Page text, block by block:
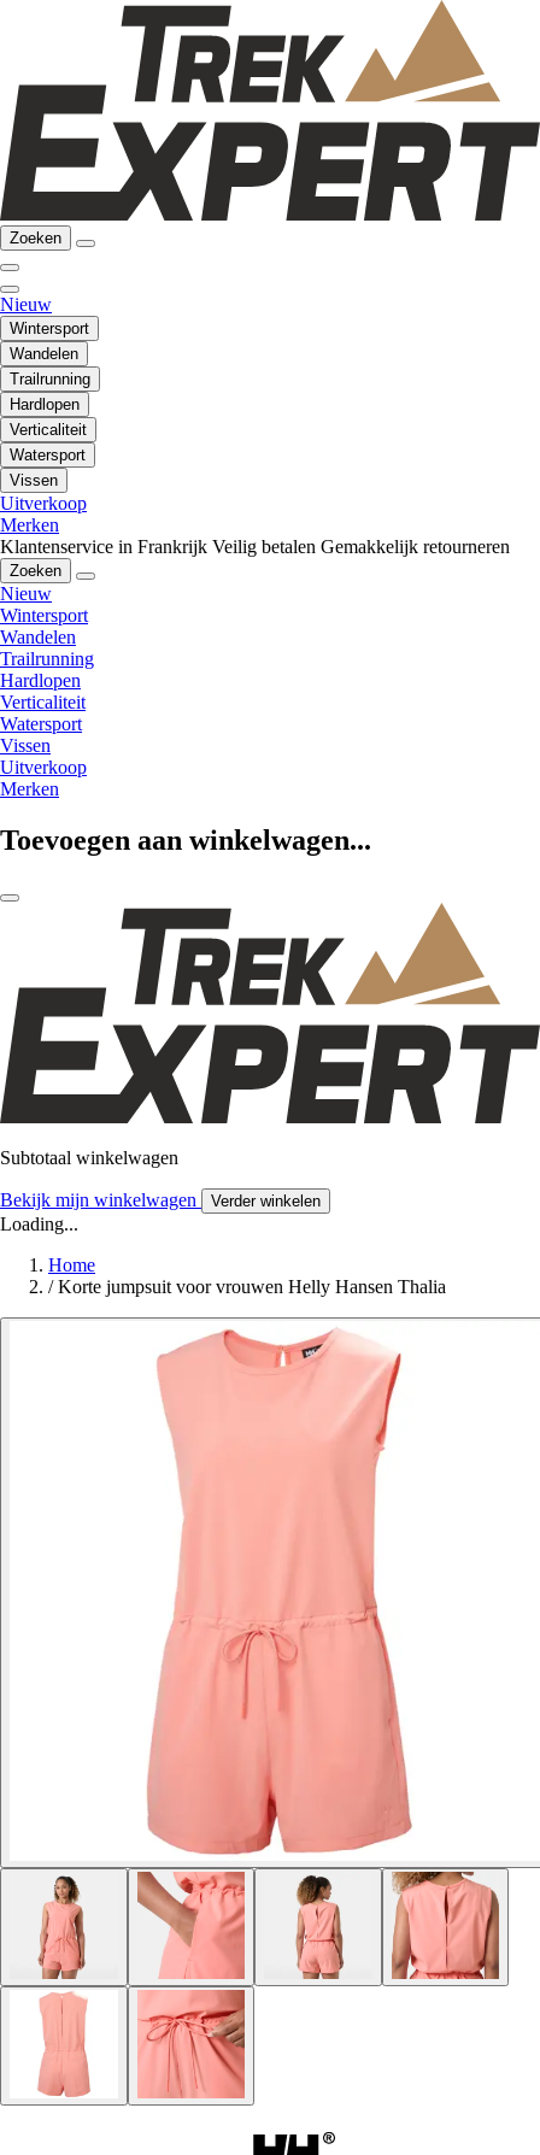
Zoeken
Nieuw
Wintersport
Wandelen
Trailrunning
Hardlopen
Verticaliteit
Watersport
Vissen
Uitverkoop
Merken
Klantenservice in Frankrijk Veilig betalen Gemakkelijk retourneren
Zoeken
Nieuw
Wintersport
Wandelen
Trailrunning
Hardlopen
Verticaliteit
Watersport
Vissen
Uitverkoop
Merken
Toevoegen aan winkelwagen...
Subtotaal winkelwagen
Bekijk mijn winkelwagen Verder winkelen
Loading...
Home
/ Korte jumpsuit voor vrouwen Helly Hansen Thalia